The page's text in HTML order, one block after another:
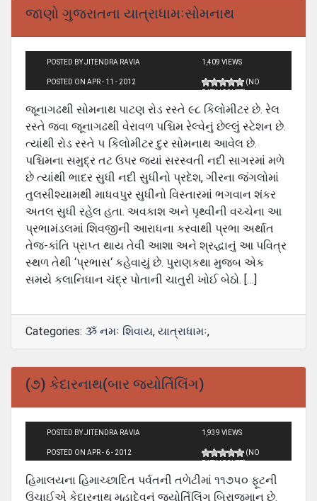
જાણો ગુજરાતના યાત્રાધામઃસોમનાથ
POSTED BY JITENDRA RAVIA
POSTED ON APR - 11 - 2012
1,409 VIEWS
(NO
RATINGS YET)
જૂનાગઢથી સોમનાથ પાટણ રોડ રસ્‍તે ૯૮ કિલોમીટર છે. રેલ
રસ્‍તે જવા જૂનાગઢથી વેરાવળ પશ્ચિમ રેલ્‍વેનું છેલ્‍લું સ્‍ટેશન છે.
ત્‍યાંથી રોડ રસ્‍તે ૫ કિલોમીટર દુર સોમનાથ આવેલ છે.
પશ્ચિમના સમુદ્ર તટ ઉપર જ્યાં સરસ્‍વતી નદી સાગરમાં મળે
છે ત્‍યાંથી ભાદર સુધી નદી સુધીનો પ્રદેશ, ગીરના જંગલોમાં
તુલસીશ્‍યામથી માધવપુર સુધીનો વિસ્‍તારમાં ભગવાન શંકર
અતલ સુધી રહેલ હતા. અવકાશ અને પૃથ્‍વીની વચ્‍ચેના આ
પ્રભામંડલમાં શિવજીની આરાધના કરવાથી પ્રભા અર્થાત
તેજ-કાંતિ પ્રાપ્‍ત થાય તેવી આશા અને શ્રદ્ધાનું આ પવિત્ર
સ્‍થળ તેથી ‘પ્રભાસ‘ કહેવાયું છે. પુરાણકથા મુજબ એક
સમયે કલાનિધાન ચંદ્ર પોતાની ચાતુરી ખોઈ બેઠો. […]
Categories: ૐ નમઃ શિવાય, યાત્રાધામઃ,
(૭) કેદારનાથ(બાર જયોર્તિલિંગ)
POSTED BY JITENDRA RAVIA
POSTED ON APR - 6 - 2012
1,939 VIEWS
(NO
RATINGS YET)
હિમાલયના હિમાચ્છાદિત પર્વતની તળેટીમાં ૧૧૭૫૦ ફૂટની
ઉંચાઈએ કેદારનાથ મહાદેવનું જયોર્તિલિંગ બિરાજમાન છે.